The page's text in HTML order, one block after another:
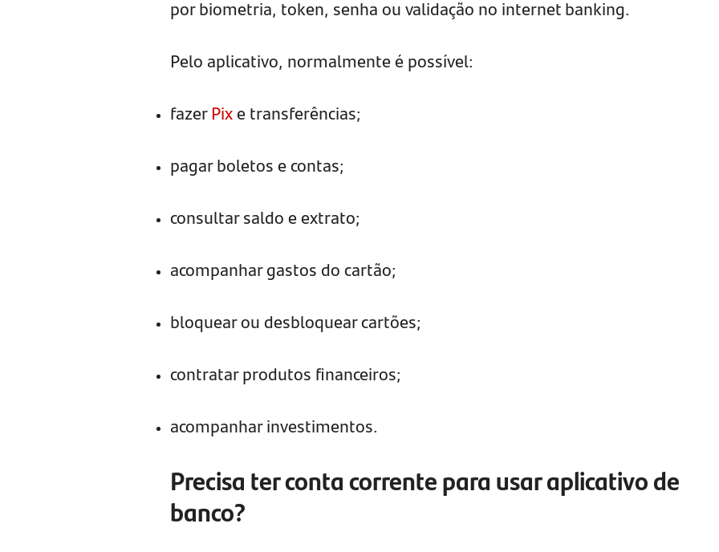
por biometria, token, senha ou validação no internet banking.
Pelo aplicativo, normalmente é possível:
fazerPixe transferências;
pagar boletos e contas;
consultar saldo e extrato;
acompanhar gastos do cartão;
bloquear ou desbloquear cartões;
contratar produtos financeiros;
acompanhar investimentos.
Precisa ter conta corrente para usar aplicativo de
banco?